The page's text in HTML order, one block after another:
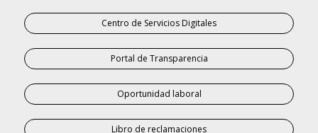
Centro de Servicios Digitales
Portal de Transparencia
Oportunidad laboral
Libro de reclamaciones